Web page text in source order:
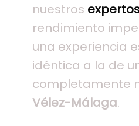
nuestros
rendimiento
una experiencia
idéntica a la de
completamente
Vélez-Málaga.